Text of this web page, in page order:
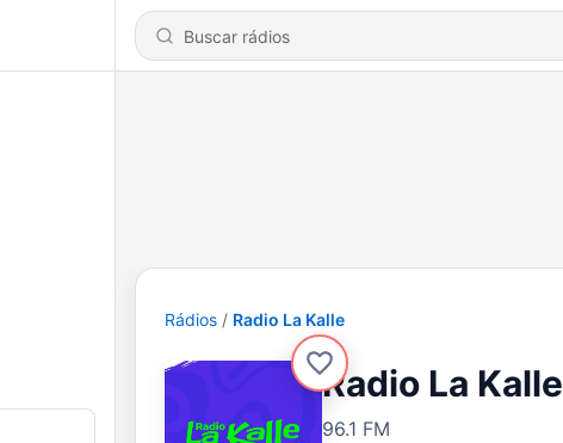
Rádios Radio La Kalle
Radio La Kalle
96.1 FM